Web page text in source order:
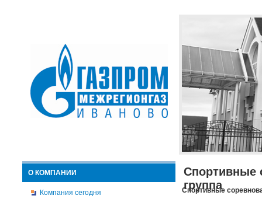
О КОМПАНИИ
Компания сегодня
Спортивные
группа
Спортивные